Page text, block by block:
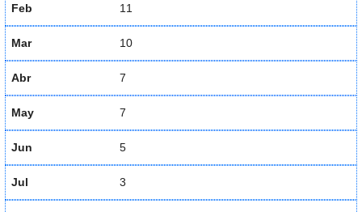
Feb 11
Mar 10
Abr 7
May 7
Jun 5
Jul 3